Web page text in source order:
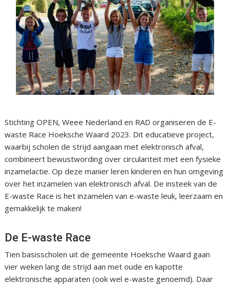
Stichting OPEN, Weee Nederland en RAD organiseren de E-
waste Race Hoeksche Waard 2023. Dit educatieve project,
waarbij scholen de strijd aangaan met elektronisch afval,
combineert bewustwording over circulariteit met een fysieke
inzamelactie. Op deze manier leren kinderen en hun omgeving
over het inzamelen van elektronisch afval. De insteek van de
E-waste Race is het inzamelen van e-waste leuk, leerzaam en
gemakkelijk te maken!
De E-waste Race
Tien basisscholen uit de gemeente Hoeksche Waard gaan
vier weken lang de strijd aan met oude en kapotte
elektronische apparaten (ook wel e-waste genoemd). Daar